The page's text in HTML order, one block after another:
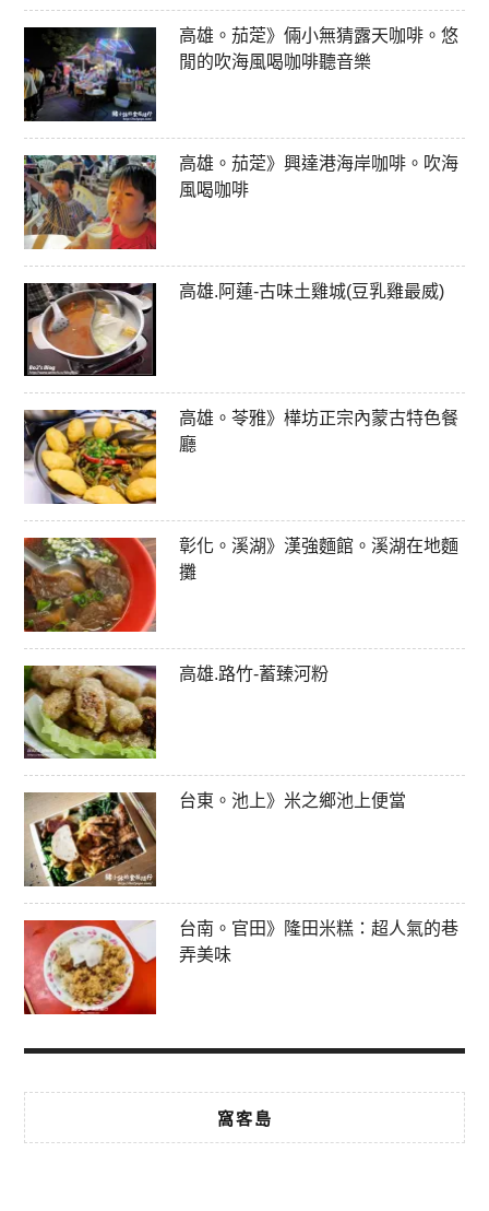
高雄。茄萣》倆小無猜露天咖啡。悠
閒的吹海風喝咖啡聽音樂
高雄。茄萣》興達港海岸咖啡。吹海
風喝咖啡
高雄.阿蓮-古味土雞城(豆乳雞最威)
高雄。苓雅》樺坊正宗內蒙古特色餐
廳
彰化。溪湖》漢強麵館。溪湖在地麵
攤
高雄.路竹-蓄臻河粉
台東。池上》米之鄉池上便當
台南。官田》隆田米糕：超人氣的巷
弄美味
窩客島